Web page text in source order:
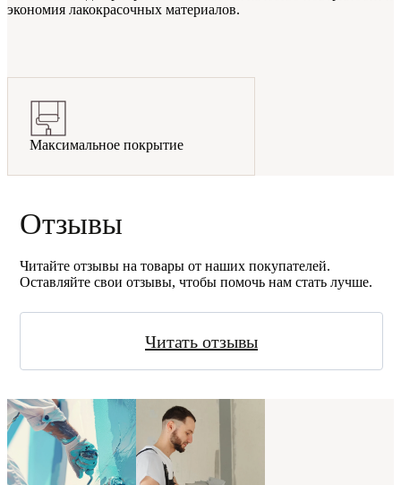
экономия лакокрасочных материалов.
Максимальное покрытие
Отзывы
Читайте отзывы на товары от наших покупателей.
Оставляйте свои отзывы, чтобы помочь нам стать лучше.
Читать отзывы